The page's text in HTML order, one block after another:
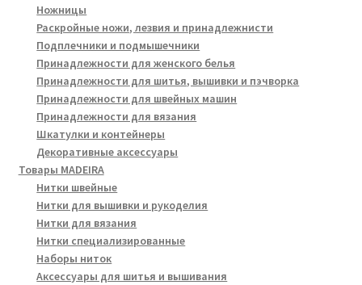
Ножницы
Раскройные ножи, лезвия и принадлежнисти
Подплечники и подмышечники
Принадлежности для женского белья
Принадлежности для шитья, вышивки и пэчворка
Принадлежности для швейных машин
Принадлежности для вязания
Шкатулки и контейнеры
Декоративные аксессуары
Товары MADEIRA
Нитки швейные
Нитки для вышивки и рукоделия
Нитки для вязания
Нитки специализированные
Наборы ниток
Аксессуары для шитья и вышивания